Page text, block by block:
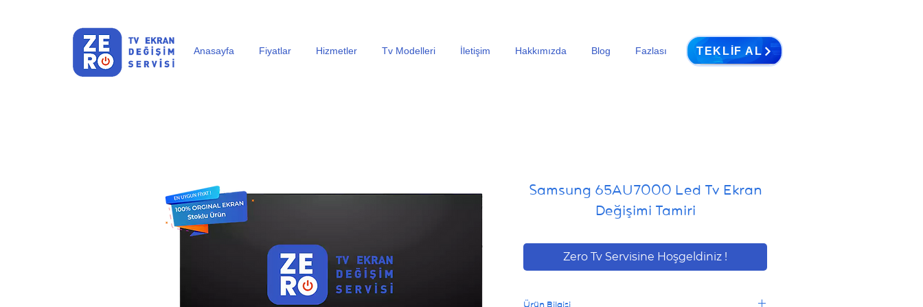
TEKLIF AL
Anasayfa Fiyatlar Hizmetler Tv Modelleri İletişim Hakkımızda Blog Fazlası
Samsung 65AU7000 Led Tv Ekran
Değişimi Tamiri
Zero Tv Servisine Hoşgeldiniz !